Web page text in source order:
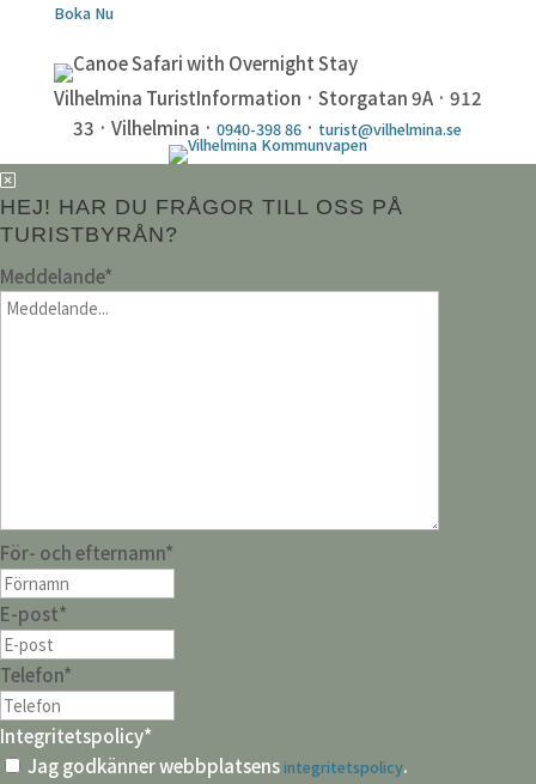
Boka Nu
Vilhelmina TuristInformation · Storgatan 9A · 912
33 · Vilhelmina ·0940-398 86 · turist@vilhelmina.se
HEJ! HAR DU FRÅGOR TILL OSS PÅ
TURISTBYRÅN?
Meddelande*
För- och efternamn*
E-post*
Telefon*
Integritetspolicy*
Jag godkänner webbplatsensintegritetspolicy.